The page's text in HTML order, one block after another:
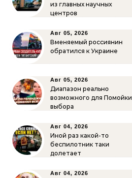
из главных научных
центров
Авг 05, 2026
Вменяемый россиянин
обратился к Украине
Авг 05, 2026
Диапазон реально
возможного для Помойки
выбора
Авг 04, 2026
Иной раз какой-то
беспилотник таки
долетает
Авг 04, 2026